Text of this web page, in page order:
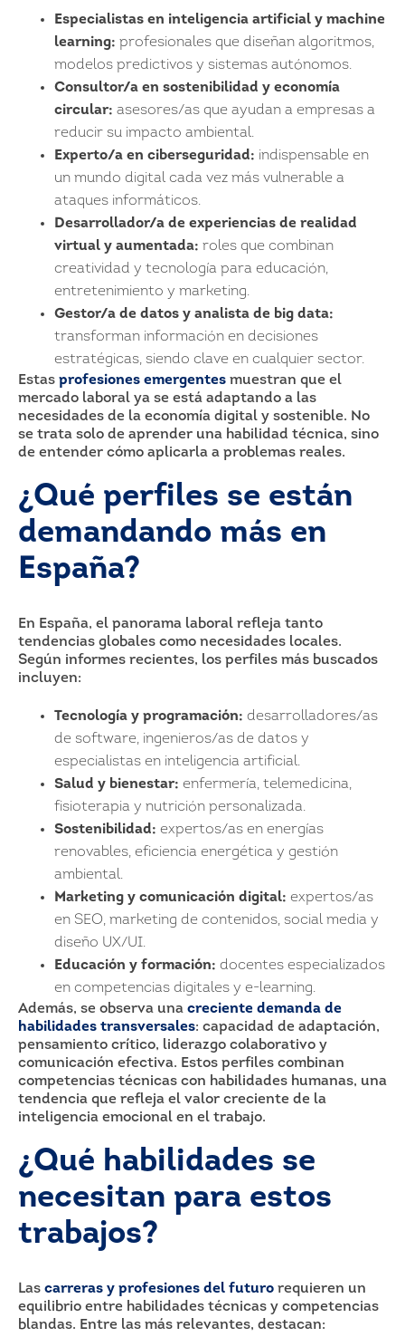
Especialistas en inteligencia artificial y machine
learning: profesionales que diseñan algoritmos,
modelos predictivos y sistemas autónomos.
Consultor/a en sostenibilidad y economía
circular: asesores/as que ayudan a empresas a
reducir su impacto ambiental.
Experto/a en ciberseguridad: indispensable en
un mundo digital cada vez más vulnerable a
ataques informáticos.
Desarrollador/a de experiencias de realidad
virtual y aumentada: roles que combinan
creatividad y tecnología para educación,
entretenimiento y marketing.
Gestor/a de datos y analista de big data:
transforman información en decisiones
estratégicas, siendo clave en cualquier sector.
Estas profesiones emergentes muestran que el
mercado laboral ya se está adaptando a las
necesidades de la economía digital y sostenible. No
se trata solo de aprender una habilidad técnica, sino
de entender cómo aplicarla a problemas reales.
¿Qué perfiles se están
demandando más en
España?
En España, el panorama laboral refleja tanto
tendencias globales como necesidades locales.
Según informes recientes, los perfiles más buscados
incluyen:
Tecnología y programación: desarrolladores/as
de software, ingenieros/as de datos y
especialistas en inteligencia artificial.
Salud y bienestar: enfermería, telemedicina,
fisioterapia y nutrición personalizada.
Sostenibilidad: expertos/as en energías
renovables, eficiencia energética y gestión
ambiental.
Marketing y comunicación digital: expertos/as
en SEO, marketing de contenidos, social media y
diseño UX/UI.
Educación y formación: docentes especializados
en competencias digitales y e-learning.
Además, se observa una creciente demanda de
habilidades transversales: capacidad de adaptación,
pensamiento crítico, liderazgo colaborativo y
comunicación efectiva. Estos perfiles combinan
competencias técnicas con habilidades humanas, una
tendencia que refleja el valor creciente de la
inteligencia emocional en el trabajo.
¿Qué habilidades se
necesitan para estos
trabajos?
Las carreras y profesiones del futuro requieren un
equilibrio entre habilidades técnicas y competencias
blandas. Entre las más relevantes, destacan: